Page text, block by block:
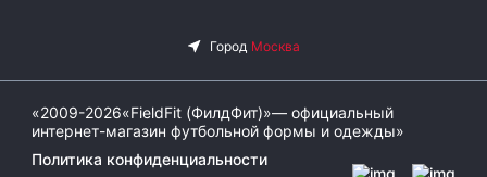
«2009-2026«FieldFit (ФилдФит)»— официальный
интернет-магазин футбольной формы и одежды»
Политика конфиденциальности